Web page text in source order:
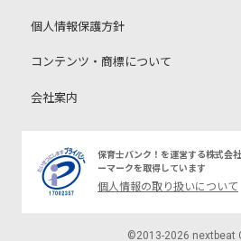
個人情報保護方針
コンテンツ・商標について
会社案内
保育士バンク！を運営する株式会
ーマークを取得しています
個人情報の取り扱いについて
©2013-2026 nextbeat